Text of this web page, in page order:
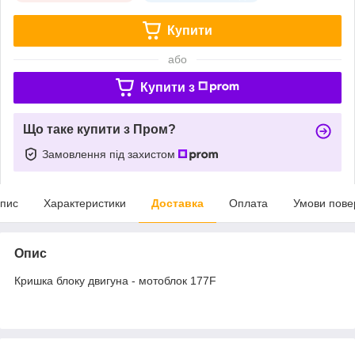
Купити
або
Купити з
Що таке купити з Пром?
Замовлення під захистом
Характеристики Доставка Оплата Умови
Опис
Кришка блоку двигуна - мотоблок 177F